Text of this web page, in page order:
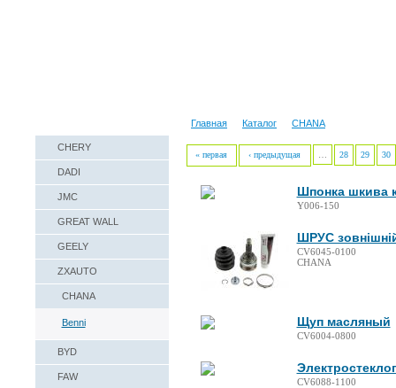
Главная Каталог CHANA
CHERY
DADI
JMC
GREAT WALL
GEELY
ZXAUTO
CHANA
Benni
BYD
FAW
« первая ‹ предыдущая 28 29 30
Шпонка шкива
Y006-150
ШРУС
CV6045-0100
CHANA
Щуп масляный
CV6004-0800
CV6088-1100